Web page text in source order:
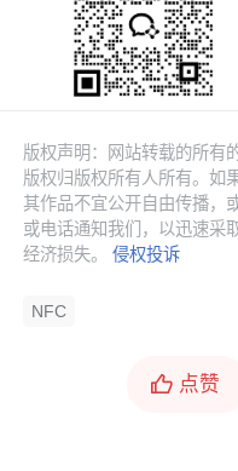
版权声明：网站转载的所有
版权归版权所有人所有。如
其作品不宜公开自由传播，
或电话通知我们，以迅速采
经济损失。侵权投诉
NFC
点赞